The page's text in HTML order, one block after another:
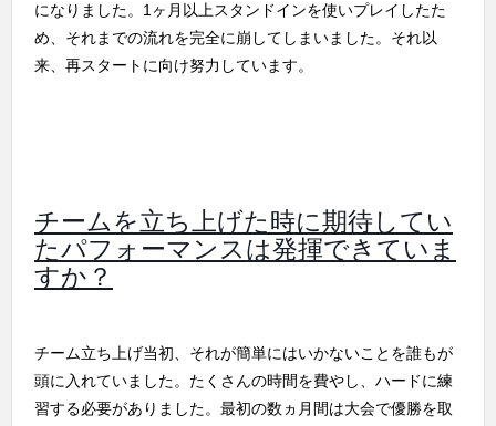
になりました。1ヶ月以上スタンドインを使いプレイしたた
め、それまでの流れを完全に崩してしまいました。それ以
来、再スタートに向け努力しています。
チームを立ち上げた時に期待してい
たパフォーマンスは発揮できていま
すか？
チーム立ち上げ当初、それが簡単にはいかないことを誰もが
頭に入れていました。たくさんの時間を費やし、ハードに練
習する必要がありました。最初の数ヵ月間は大会で優勝を取